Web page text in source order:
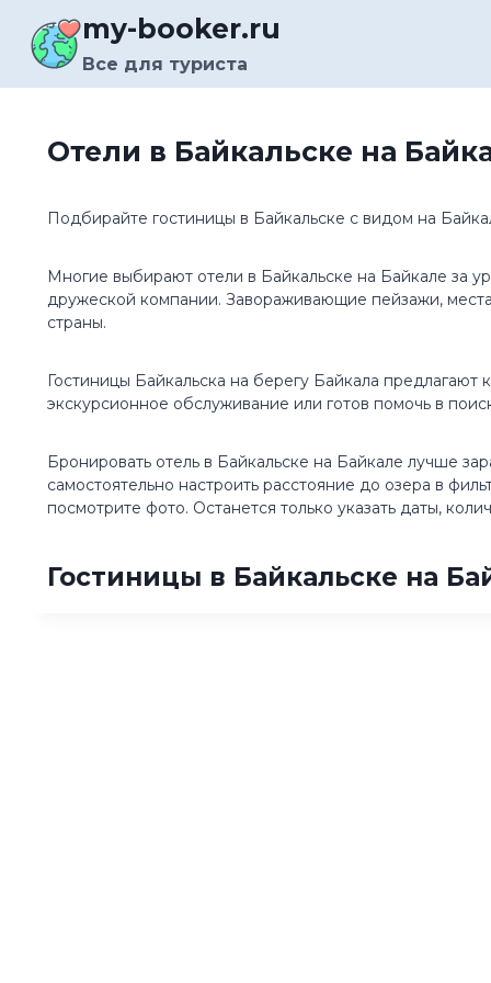
содержимому
my-booker.ru
Все для туриста
Отели в Байкальске на
Подбирайте гостиницы в Байкальске с видом на
Многие выбирают отели в Байкальске на Байкале за
дружеской компании. Завораживающие пейзажи,
страны.
Гостиницы Байкальска на берегу Байкала
экскурсионное обслуживание или готов помочь в
Бронировать отель в Байкальске на Байкале лучше
самостоятельно настроить расстояние до озера в
посмотрите фото. Останется только указать даты,
Гостиницы в Байкальске на